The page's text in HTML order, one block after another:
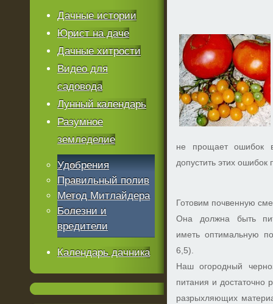
не прощает ошибок
допустить этих
Готовим почвенную
Она должна быть
иметь оптимальную
6,5).
Наш огородный
питания и достаточно
разрыхляющих
Дачные истории
Юрист на даче
Дачные хитрости
Видео для
садовода
Лунный календарь
Разумное
земледелие
Удобрения
Правильный полив
Метод Митлайдера
Болезни и
вредители
Календарь дачника